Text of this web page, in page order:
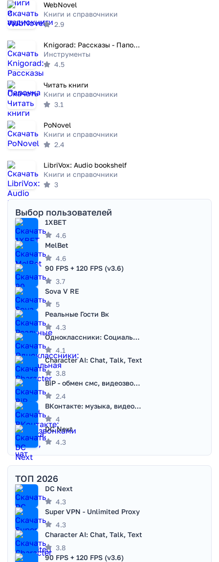
WebNovel
Книги и справочники
2.9
Knigorad: Рассказы - Папочка
Инструменты
4.5
Читать книги
Книги и справочники
3.1
PoNovel
Книги и справочники
2.4
LibriVox: Audio bookshelf
Книги и справочники
3
Выбор пользователей
1XBET
4.6
MelBet
4.6
90 FPS + 120 FPS (v3.6)
3.7
Sova V RE
5
Реальные Гости Вк
4.3
Одноклассники: Социальная сеть
4.1
Character AI: Chat, Talk, Text
3.8
BiP - обмен смс, видеозвонками
2.4
ВКонтакте: музыка, видео, чат
4
DC Next
4.3
ТОП 2026
DC Next
4.3
Super VPN - Unlimited Proxy
4.3
Character AI: Chat, Talk, Text
3.8
90 FPS + 120 FPS (v3.6)